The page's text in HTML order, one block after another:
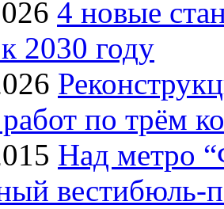
4 новые
2030 году
по трём
Над метро
вестибюль-